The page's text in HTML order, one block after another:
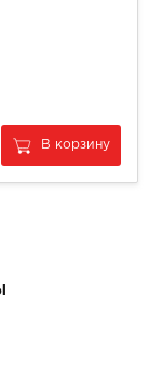
В корзину